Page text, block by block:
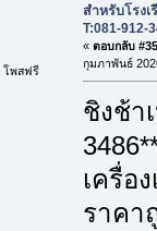
โพสฟรี
สำหรับโรง
T:081-912-
« ตอบกลับ
กุมภาพันธ์
ชิงช้า
เครื่อ
ราคา